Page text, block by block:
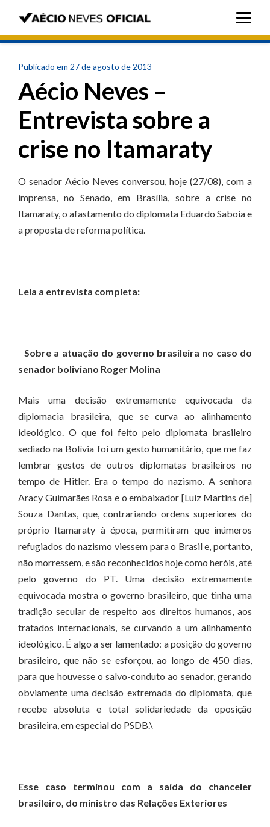
Publicado em 27 de agosto de 2013
Aécio Neves –
Entrevista sobre a
crise no Itamaraty
O senador Aécio Neves conversou, hoje (27/08), com a
imprensa, no Senado, em Brasília, sobre a crise no
Itamaraty, o afastamento do diplomata Eduardo Saboia e
a proposta de reforma política.
Leia a entrevista completa:
Sobre a atuação do governo brasileira no caso do
senador boliviano Roger Molina
Mais uma decisão extremamente equivocada da
diplomacia brasileira, que se curva ao alinhamento
ideológico. O que foi feito pelo diplomata brasileiro
sediado na Bolívia foi um gesto humanitário, que me faz
lembrar gestos de outros diplomatas brasileiros no
tempo de Hitler. Era o tempo do nazismo. A senhora
Aracy Guimarães Rosa e o embaixador [Luiz Martins de]
Souza Dantas, que, contrariando ordens superiores do
próprio Itamaraty à época, permitiram que inúmeros
refugiados do nazismo viessem para o Brasil e, portanto,
não morressem, e são reconhecidos hoje como heróis, até
pelo governo do PT. Uma decisão extremamente
equivocada mostra o governo brasileiro, que tinha uma
tradição secular de respeito aos direitos humanos, aos
tratados internacionais, se curvando a um alinhamento
ideológico. É algo a ser lamentado: a posição do governo
brasileiro, que não se esforçou, ao longo de 450 dias,
para que houvesse o salvo-conduto ao senador, gerando
obviamente uma decisão extremada do diplomata, que
recebe absoluta e total solidariedade da oposição
brasileira, em especial do PSDB.\
Esse caso terminou com a saída do chanceler
brasileiro, do ministro das Relações Exteriores